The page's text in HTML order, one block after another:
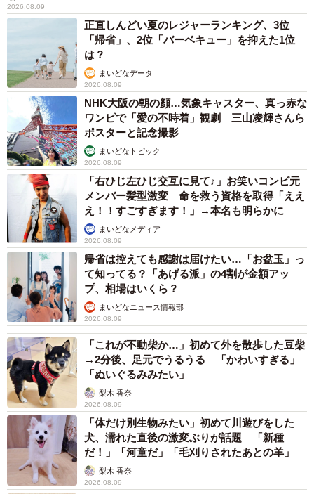
2026.08.09
正直しんどい夏のレジャーランキング、3位
「帰省」、2位「バーベキュー」を抑えた1位
は？
まいどなデータ
2026.08.09
NHK大阪の朝の顔…気象キャスター、真っ赤な
ワンピで「愛の不時着」観劇 三山凌輝さんら
ポスターと記念撮影
まいどなトピック
2026.08.09
「右ひじ左ひじ交互に見て♪」お笑いコンビ元
メンバー髪型激変 命を救う資格を取得「ええ
え！！すごすぎます！」→本名も明らかに
まいどなメディア
2026.08.09
帰省は控えても感謝は届けたい…「お盆玉」っ
て知ってる？「あげる派」の4割が金額アッ
プ、相場はいくら？
まいどなニュース情報部
2026.08.09
「これが不動柴か…」初めて外を散歩した豆柴
→2分後、足元でうるうる 「かわいすぎる」
「ぬいぐるみみたい」
梨木 香奈
2026.08.09
「体だけ別生物みたい」初めて川遊びをした
犬、濡れた直後の激変ぶりが話題 「新種
だ！」「河童だ」「毛刈りされたあとの羊」
梨木 香奈
2026.08.09